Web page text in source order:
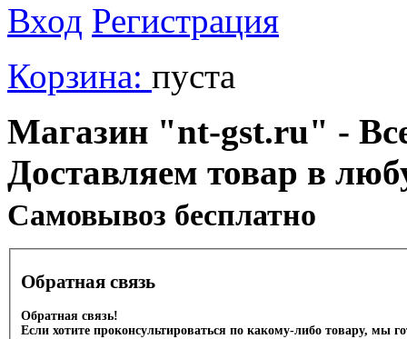
Вход Регистрация
Корзина: пуста
Магазин "nt-gst.ru" -
Доставляем товар в
Cамовывоз бесплатно
Обратная связь
Обратная связь!
Если хотите проконсультироваться по какому-либо товару, мы